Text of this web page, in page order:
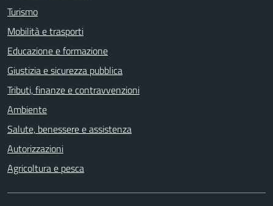
Turismo
Mobilità e trasporti
Educazione e formazione
Giustizia e sicurezza pubblica
Tributi, finanze e contravvenzioni
Ambiente
Salute, benessere e assistenza
Autorizzazioni
Agricoltura e pesca